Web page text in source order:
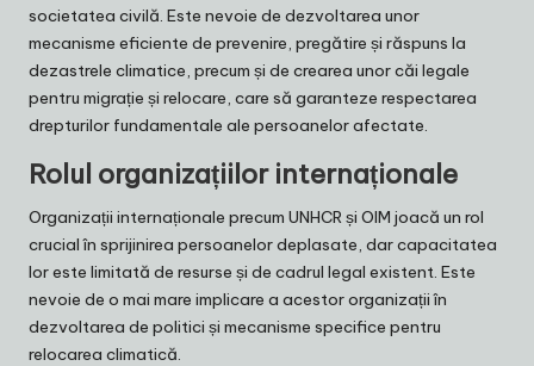
societatea civilă. Este nevoie de dezvoltarea unor
mecanisme eficiente de prevenire, pregătire și răspuns la
dezastrele climatice, precum și de crearea unor căi legale
pentru migrație și relocare, care să garanteze respectarea
drepturilor fundamentale ale persoanelor afectate.
Rolul organizațiilor internaționale
Organizații internaționale precum UNHCR și OIM joacă un rol
crucial în sprijinirea persoanelor deplasate, dar capacitatea
lor este limitată de resurse și de cadrul legal existent. Este
nevoie de o mai mare implicare a acestor organizații în
dezvoltarea de politici și mecanisme specifice pentru
relocarea climatică.